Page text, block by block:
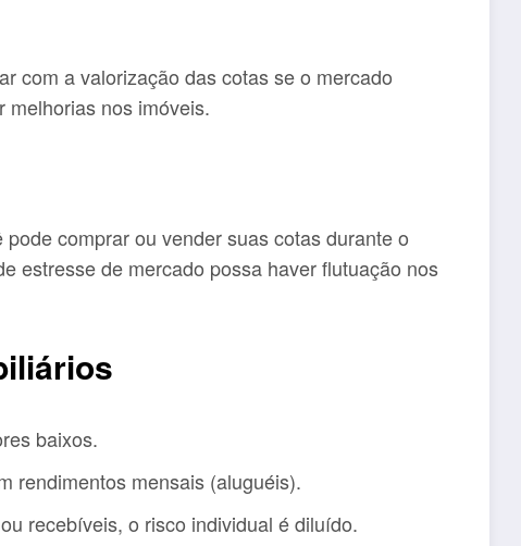
com a valorização das cotas se o mercado
melhorias nos imóveis.
comprar ou vender suas cotas durante o
estresse de mercado possa haver flutuação nos
baixos.
rendimentos mensais (aluguéis).
recebíveis, o risco individual é diluído.